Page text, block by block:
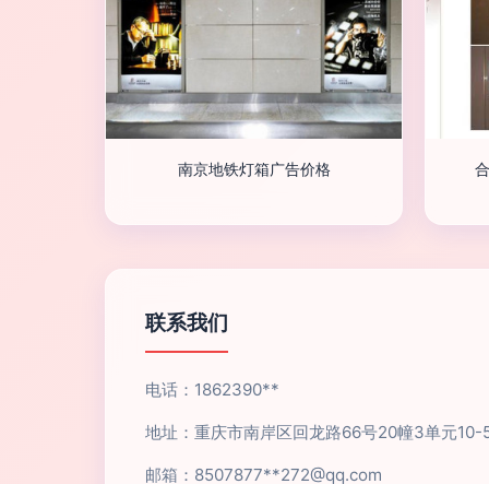
南京地铁灯箱广告价格
联系我们
电话：1862390**
地址：重庆市南岸区回龙路66号20幢3单元10-
邮箱：8507877**272@qq.com